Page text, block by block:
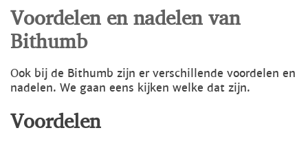
Voordelen en nadelen van
Bithumb
Ook bij de Bithumb zijn er verschillende voordelen en
nadelen. We gaan eens kijken welke dat zijn.
Voordelen